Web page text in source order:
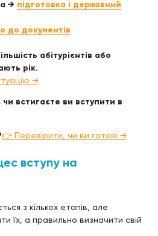
→ підготовка і державний
до документів
абітурієнтів або
рік.
→
встигаєте ви вступити в
👉 Перевірити, чи ви готові →
вступу на
з кількох етапів, але
їх, а правильно визначити свій